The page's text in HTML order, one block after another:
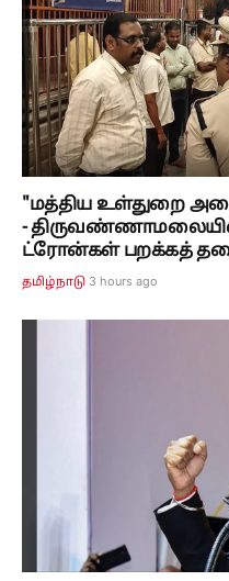
"மத்திய உள்துறை
-
ட்ரோன்கள் பறக்கத்
தமிழ்நாடு 3 hours ago